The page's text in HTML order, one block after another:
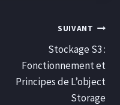
SUIVANT
Stockage S3 :
Fonctionnement et
Principes de L’object
Storage